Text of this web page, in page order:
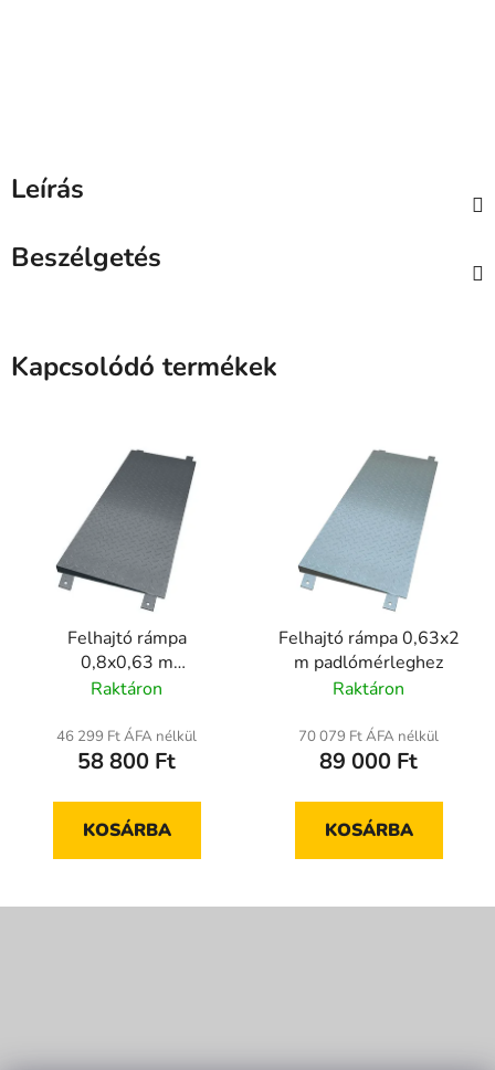
Leírás
Beszélgetés
Kapcsolódó termékek
Felhajtó rámpa
0,8x0,63 m
padlómérleghez
Raktáron
46 299 Ft ÁFA nélkül
58 800 Ft
KOSÁRBA
Felhajtó rámpa 0,63x2
m padlómérleghez
Raktáron
70 079 Ft ÁFA nélkül
89 000 Ft
KOSÁRBA